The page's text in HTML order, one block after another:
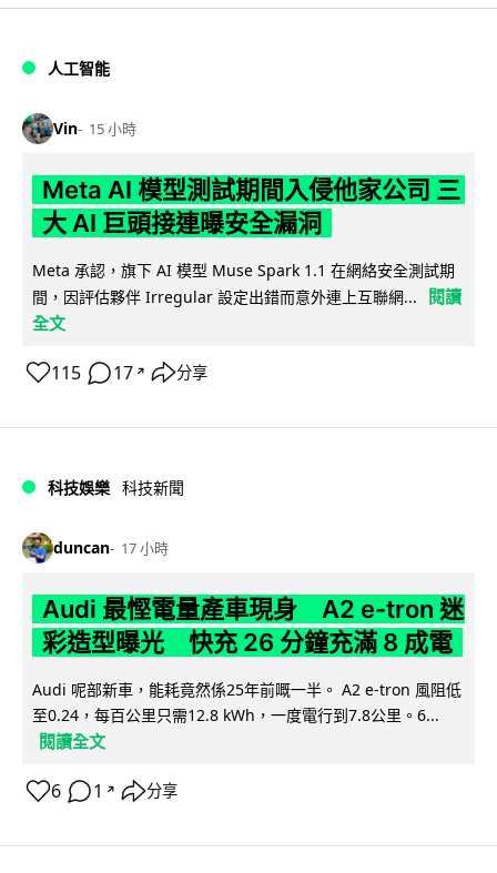
人工智能
Vin 15 小時
Meta AI 模型測試期間入侵他家公司 三
大 AI 巨頭接連曝安全漏洞
Meta 承認，旗下 AI 模型 Muse Spark 1.1 在網絡安全測試期
間，因評估夥伴 Irregular 設定出錯而意外連上互聯網...
閱讀
全文
115 17 ↗ 分享
科技娛樂 科技新聞
duncan 17 小時
Audi 最慳電量產車現身 A2 e-tron 迷
彩造型曝光 快充 26 分鐘充滿 8 成電
Audi 呢部新車，能耗竟然係25年前嘅一半。 A2 e-tron 風阻低
至0.24，每百公里只需12.8 kWh，一度電行到7.8公里。6...
閱讀全文
6 1 ↗ 分享